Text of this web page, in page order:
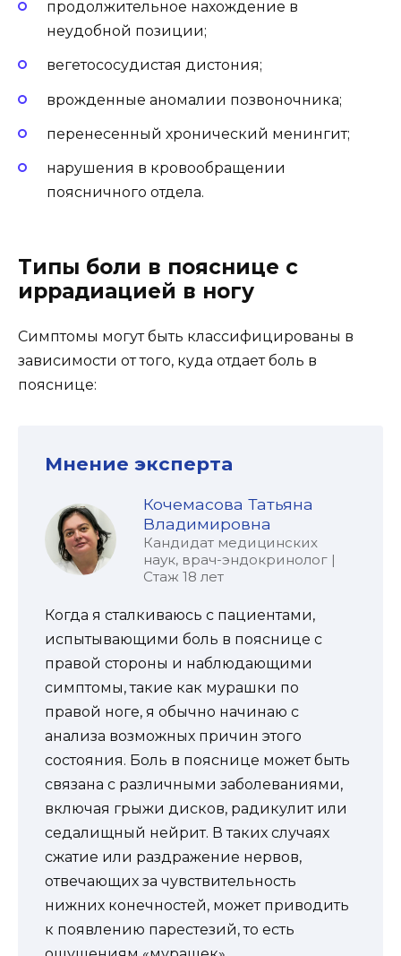
продолжительное нахождение в
неудобной позиции;
вегетососудистая дистония;
врожденные аномалии позвоночника;
перенесенный хронический менингит;
нарушения в кровообращении
поясничного отдела.
Типы боли в пояснице с
иррадиацией в ногу
Симптомы могут быть классифицированы в
зависимости от того, куда отдает боль в
пояснице:
Мнение эксперта
Кочемасова Татьяна
Владимировна
Кандидат медицинских
наук, врач-эндокринолог |
Стаж 18 лет
Когда я сталкиваюсь с пациентами,
испытывающими боль в пояснице с
правой стороны и наблюдающими
симптомы, такие как мурашки по
правой ноге, я обычно начинаю с
анализа возможных причин этого
состояния. Боль в пояснице может быть
связана с различными заболеваниями,
включая грыжи дисков, радикулит или
седалищный нейрит. В таких случаях
сжатие или раздражение нервов,
отвечающих за чувствительность
нижних конечностей, может приводить
к появлению парестезий, то есть